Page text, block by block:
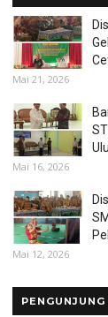
Mai 21, 2026
Mai 16, 2026
Mai 12, 2026
PENGUNJUNG